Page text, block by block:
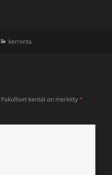
Kategoriat
kerronta
Pakolliset kentät on merkitty*